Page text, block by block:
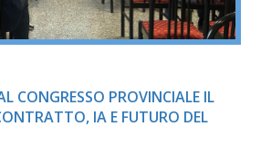
CONGRESSO PROVINCIALE IL
IA E FUTURO DEL